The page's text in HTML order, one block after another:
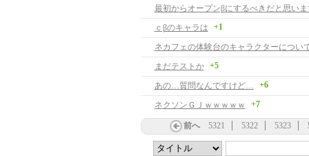
最初からオープンβにするべきだと思いま
ｃβのキャラは
+1
ネカフェの体験台のキャラクターについ
まだテストか
+5
あの…質問なんですけど… +6
ネクソンＧＪｗｗｗｗｗ +7
前へ 5321 5322 5323